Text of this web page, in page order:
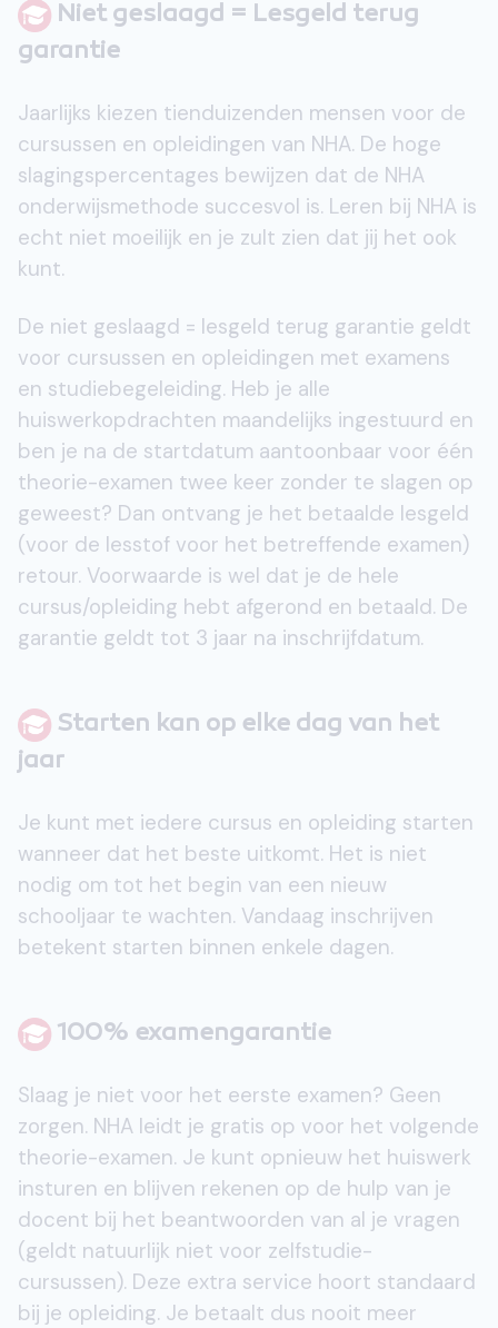
Niet geslaagd = Lesgeld terug
garantie
Jaarlijks kiezen tienduizenden mensen voor de
cursussen en opleidingen van NHA. De hoge
slagingspercentages bewijzen dat de NHA
onderwijsmethode succesvol is. Leren bij NHA is
echt niet moeilijk en je zult zien dat jij het ook
kunt.
De niet geslaagd = lesgeld terug garantie geldt
voor cursussen en opleidingen met examens
en studiebegeleiding. Heb je alle
huiswerkopdrachten maandelijks ingestuurd en
ben je na de startdatum aantoonbaar voor één
theorie-examen twee keer zonder te slagen op
geweest? Dan ontvang je het betaalde lesgeld
(voor de lesstof voor het betreffende examen)
retour. Voorwaarde is wel dat je de hele
cursus/opleiding hebt afgerond en betaald. De
garantie geldt tot 3 jaar na inschrijfdatum.
Starten kan op elke dag van het
jaar
Je kunt met iedere cursus en opleiding starten
wanneer dat het beste uitkomt. Het is niet
nodig om tot het begin van een nieuw
schooljaar te wachten. Vandaag inschrijven
betekent starten binnen enkele dagen.
100% examengarantie
Slaag je niet voor het eerste examen? Geen
zorgen. NHA leidt je gratis op voor het volgende
theorie-examen. Je kunt opnieuw het huiswerk
insturen en blijven rekenen op de hulp van je
docent bij het beantwoorden van al je vragen
(geldt natuurlijk niet voor zelfstudie-
cursussen). Deze extra service hoort standaard
bij je opleiding. Je betaalt dus nooit meer